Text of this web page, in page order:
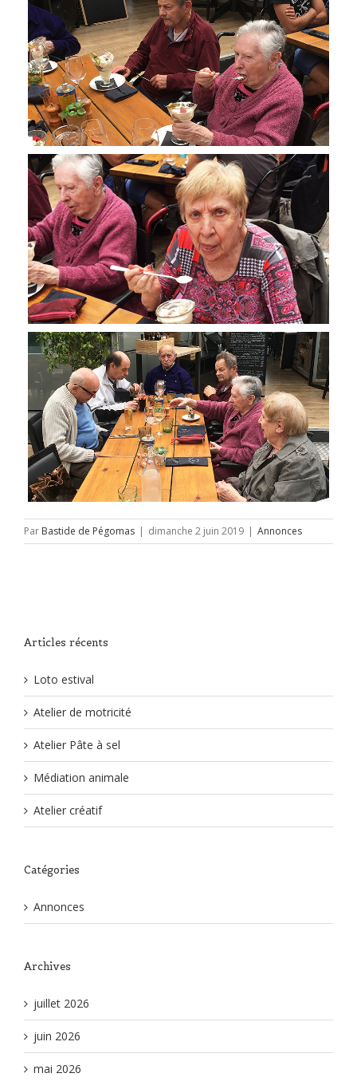
Par Bastide de Pégomas | dimanche 2 juin 2019 | Annonces
Articles récents
Loto estival
Atelier de motricité
Atelier Pâte à sel
Médiation animale
Atelier créatif
Catégories
Annonces
Archives
juillet 2026
juin 2026
mai 2026